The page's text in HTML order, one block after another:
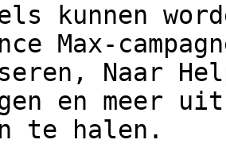
kunnen
Max-
Naar
en meer
te halen.